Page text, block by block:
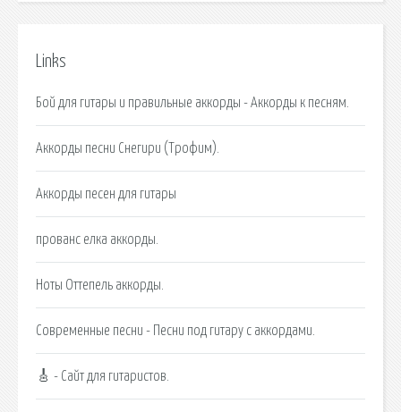
Links
Бой для гитары и правильные аккорды - Аккорды к песням.
Аккорды песни Снегири (Трофим).
Аккорды песен для гитары
прованс елка аккорды.
Ноты Оттепель аккорды.
Современные песни - Песни под гитару с аккордами.
🎸 - Сайт для гитаристов.